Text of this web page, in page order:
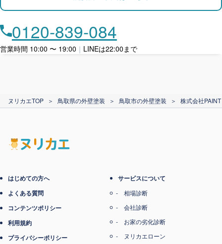
ローン利用
カード支払い
0120-839-084
営業時間 10:00 〜 19:00 ｜ LINEは22:00まで
ヌリカエTOP ＞ 鳥取県の外壁塗装 ＞ 鳥取市の外壁塗装 ＞ 株式会社
はじめての方へ
よくある質問
コンテンツポリシー
利用規約
プライバシーポリシー
サービスについて
相場診断
会社診断
お家の劣化診断
ヌリカエローン